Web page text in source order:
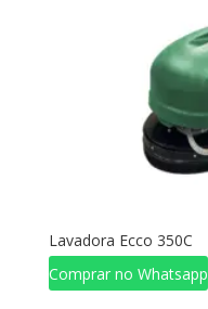
Lavadora Ecco 350C
Comprar no Whatsapp